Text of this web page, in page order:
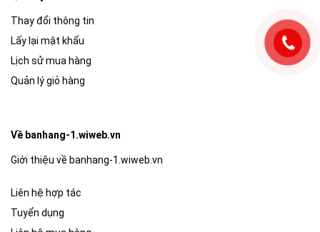
Thay đổi thông tin
Lấy lại mật khẩu
Lịch sử mua hàng
Quản lý giỏ hàng
Về banhang-1.wiweb.vn
Giới thiệu về banhang-1.wiweb.vn
Liên hệ hợp tác
Tuyển dụng